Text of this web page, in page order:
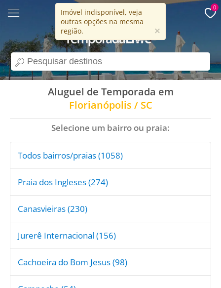
search
15 anos
0
Imóvel indisponível, veja
outras opções na mesma
região.
×
Aluguel de Temporada em
Florianópolis / SC
Selecione um bairro ou praia:
Todos bairros/praias (1058)
Praia dos Ingleses (274)
Canasvieiras (230)
Jurerê Internacional (156)
Cachoeira do Bom Jesus (98)